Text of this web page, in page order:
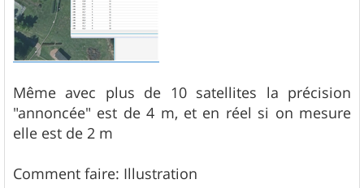
Même avec plus de 10 satellites la précision
"annoncée" est de 4 m, et en réel si on mesure
elle est de 2 m
Comment faire: Illustration